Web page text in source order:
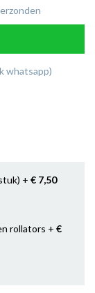
whatsapp)
+ € 7,50
rollators + €